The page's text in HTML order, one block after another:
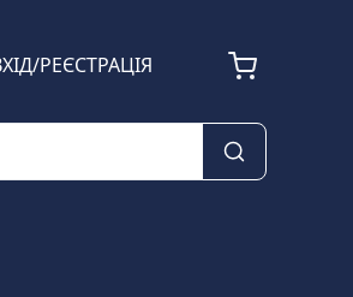
/РЕЄСТРАЦІЯ